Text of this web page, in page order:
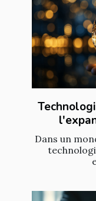
Dans un